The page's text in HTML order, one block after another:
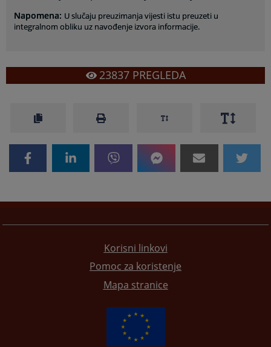
Napomena: U slučaju preuzimanja vijesti istu preuzeti u
integralnom obliku uz navođenje izvora informacije.
23837PREGLEDA
Korisni linkovi
Pomoc za koristenje
Mapa stranice